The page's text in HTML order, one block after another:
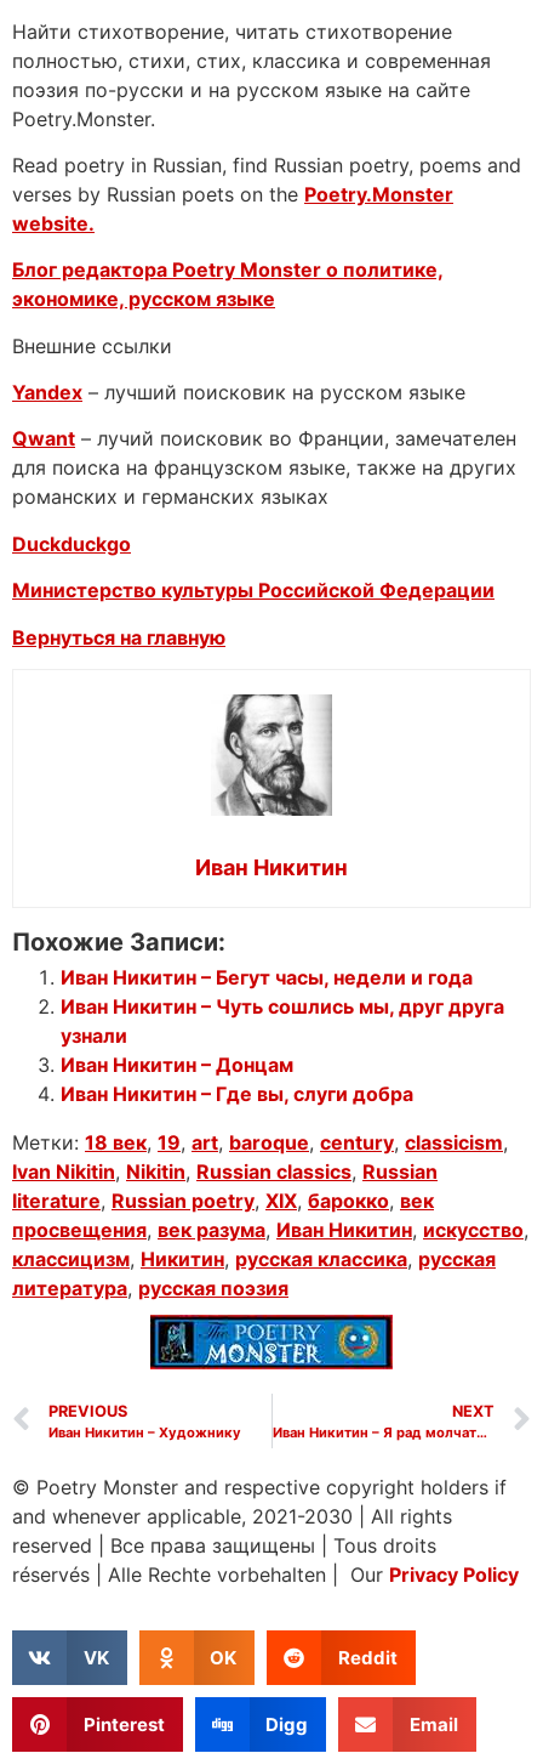
Найти стихотворение, читать стихотворение
полностью, стихи, стих, классика и современная
поэзия по-русски и на русском языке на сайте
Poetry.Monster.
Read poetry in Russian, find Russian poetry, poems and
verses by Russian poets on the Poetry.Monster
website.
Блог редактора Poetry Monster о политике,
экономике, русском языке
Внешние ссылки
Yandex – лучший поисковик на русском языке
Qwant – лучий поисковик во Франции, замечателен
для поиска на французском языке, также на других
романских и германских языках
Duckduckgo
Министерство культуры Российской Федерации
Вернуться на главную
Иван Никитин
Похожие Записи:
Иван Никитин – Бегут часы, недели и года
Иван Никитин – Чуть сошлись мы, друг друга
узнали
Иван Никитин – Донцам
Иван Никитин – Где вы, слуги добра
Метки: 18 век, 19, art, baroque, century, classicism,
Ivan Nikitin, Nikitin, Russian classics, Russian
literature, Russian poetry, XIX, барокко, век
просвещения, век разума, Иван Никитин, искусство,
классицизм, Никитин, русская классика, русская
литература, русская поэзия
PREVIOUS
Иван Никитин – Художнику
NEXT
Иван Никитин – Я рад молчать о горе старом
© Poetry Monster and respective copyright holders if
and whenever applicable, 2021-2030
All rights
reserved
Все права защищены
Tous droits
réservés
Alle Rechte vorbehalten | Our Privacy Policy
VK OK Reddit
Pinterest Digg Email